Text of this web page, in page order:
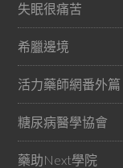
失眠很痛苦
希臘邊境
活力藥師網番外篇
糖尿病醫學協會
藥助Next學院